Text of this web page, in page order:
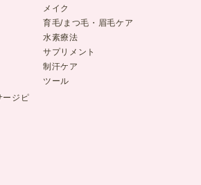
ージピ
メイク
育毛/まつ毛・眉毛ケア
水素療法
サプリメント
制汗ケア
ツール